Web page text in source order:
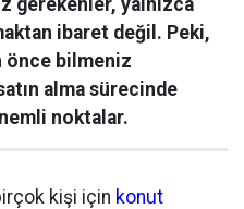
ibaret değil. Peki,
önce bilmeniz
alma sürecinde
noktalar.
kişi için konut